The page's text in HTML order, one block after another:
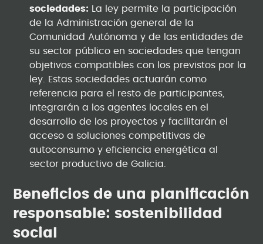
sociedades: La ley permite la participación
de la Administración general de la
Comunidad Autónoma y de las entidades de
su sector público en sociedades que tengan
objetivos compatibles con los previstos por la
ley. Estas sociedades actuarán como
referencia para el resto de participantes,
integrarán a los agentes locales en el
desarrollo de los proyectos y facilitarán el
acceso a soluciones competitivas de
autoconsumo y eficiencia energética al
sector productivo de Galicia.
Beneficios de una planificación
responsable: sostenibilidad
social